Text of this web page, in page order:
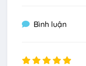
Bình luận